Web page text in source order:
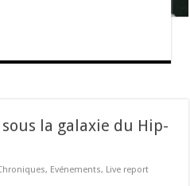
la galaxie du Hip-
, Evénements, Live report